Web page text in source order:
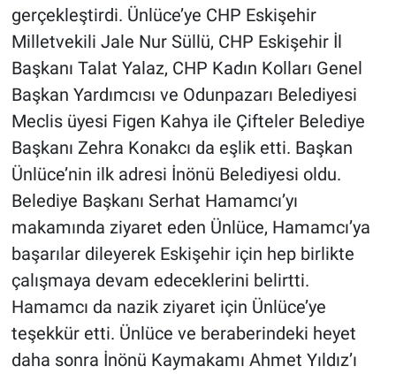
gerçekleştirdi. Ünlüce’ye CHP Eskişehir
Milletvekili Jale Nur Süllü, CHP Eskişehir İl
Başkanı Talat Yalaz, CHP Kadın Kolları Genel
Başkan Yardımcısı ve Odunpazarı Belediyesi
Meclis üyesi Figen Kahya ile Çifteler Belediye
Başkanı Zehra Konakcı da eşlik etti. Başkan
Ünlüce’nin ilk adresi İnönü Belediyesi oldu.
Belediye Başkanı Serhat Hamamcı’yı
makamında ziyaret eden Ünlüce, Hamamcı’ya
başarılar dileyerek Eskişehir için hep birlikte
çalışmaya devam edeceklerini belirtti.
Hamamcı da nazik ziyaret için Ünlüce’ye
teşekkür etti. Ünlüce ve beraberindeki heyet
daha sonra İnönü Kaymakamı Ahmet Yıldız’ı